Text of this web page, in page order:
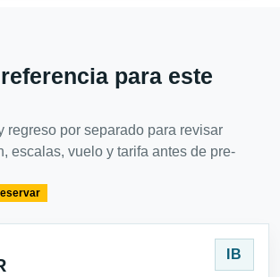
para este
regreso por separado para revisar
escalas, vuelo y tarifa antes de pre-
IB